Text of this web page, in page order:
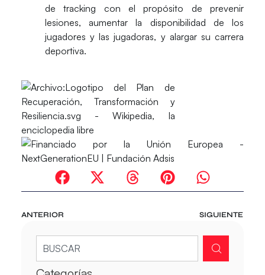
de tracking con el propósito de prevenir
lesiones, aumentar la disponibilidad de los
jugadores y las jugadoras, y alargar su carrera
deportiva.
ANTERIOR SIGUIENTE